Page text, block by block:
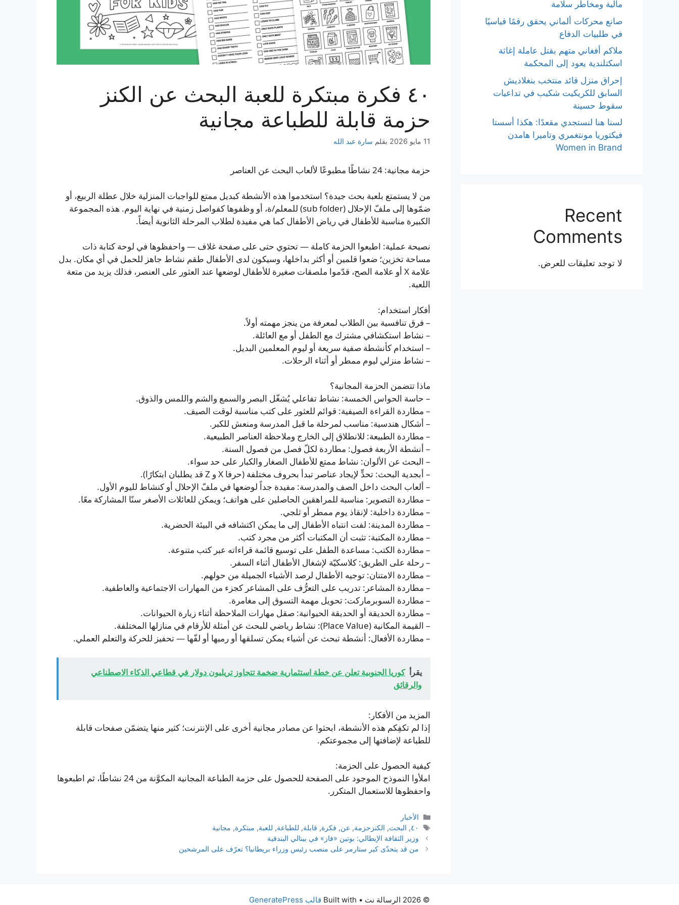
٤٠ فكرة مبتكرة للعبة البحث عن الكنز
حزمة قابلة للطباعة مجانية
11 مايو 2026 بقلم سارة عبد الله
حزمة مجانية: 24 نشاطًا مطبوعًا لألعاب البحث عن العناصر
من لا يستمتع بلعبة بحث جيدة؟ استخدموا هذه الأنشطة كبديل ممتع للواجبات المنزلية خلال عطلة الربيع، أو
ضمّوها إلى ملفّ الإحلال (sub folder) للمعلم/ة، أو وظفوها كفواصل زمنية في نهاية اليوم. هذه المجموعة
الكبيرة مناسبة للأطفال في رياض الأطفال كما هي مفيدة لطلاب المرحلة الثانوية أيضاً.
نصيحة عملية: اطبعوا الحزمة كاملة — تحتوي حتى على صفحة غلاف — واحفظوها في لوحة كتابة ذات
مساحة تخزين؛ ضعوا قلمين أو أكثر بداخلها، وسيكون لدى الأطفال طقم نشاط جاهز للحمل في أي مكان. بدل
علامة X أو علامة الصح، قدّموا ملصقات صغيرة للأطفال لوضعها عند العثور على العنصر، فذلك يزيد من متعة
اللعبة.
أفكار استخدام:
– فرق تنافسية بين الطلاب لمعرفة من ينجز مهمته أولاً.
– نشاط استكشافي مشترك مع الطفل أو مع العائلة.
– استخدام كأنشطة صفية سريعة أو ليوم المعلمين البديل.
– نشاط منزلي ليوم ممطر أو أثناء الرحلات.
ماذا تتضمن الحزمة المجانية؟
– حاسة الحواس الخمسة: نشاط تفاعلي يُشغّل البصر والسمع والشم واللمس والذوق.
– مطاردة القراءة الصيفية: قوائم للعثور على كتب مناسبة لوقت الصيف.
– أشكال هندسية: مناسب لمرحلة ما قبل المدرسة ومنعش للكبر.
– مطاردة الطبيعة: للانطلاق إلى الخارج وملاحظة العناصر الطبيعية.
– أنشطة الأربعة فصول: مطاردة لكلّ فصل من فصول السنة.
– البحث عن الألوان: نشاط ممتع للأطفال الصغار والكبار على حد سواء.
– أبجدية البحث: تحدٍّ لإيجاد عناصر تبدأ بحروف مختلفة (حرفا X و Z قد يطلبان ابتكارًا).
– ألعاب البحث داخل الصف والمدرسة: مفيدة جداً لوضعها في ملفّ الإحلال أو كنشاط لليوم الأول.
– مطاردة التصوير: مناسبة للمراهقين الحاصلين على هواتف؛ ويمكن للعائلات الأصغر سنًا المشاركة معًا.
– مطاردة داخلية: لإنقاذ يوم ممطر أو ثلجي.
– مطاردة المدينة: لفت انتباه الأطفال إلى ما يمكن اكتشافه في البيئة الحضرية.
– مطاردة المكتبة: تثبت أن المكتبات أكثر من مجرد كتب.
– مطاردة الكتب: مساعدة الطفل على توسيع قائمة قراءاته عبر كتب متنوعة.
– رحلة على الطريق: كلاسكيّة لإشغال الأطفال أثناء السفر.
– مطاردة الامتنان: توجيه الأطفال لرصد الأشياء الجميلة من حولهم.
– مطاردة المشاعر: تدريب على التعرُّف على المشاعر كجزء من المهارات الاجتماعية والعاطفية.
– مطاردة السوبرماركت: تحويل مهمة التسوق إلى مغامرة.
– مطاردة الحديقة أو الحديقة الحيوانية: صقل مهارات الملاحظة أثناء زيارة الحيوانات.
– القيمة المكانية (Place Value): نشاط رياضي للبحث عن أمثلة للأرقام في منازلها المختلفة.
– مطاردة الأفعال: أنشطة تبحث عن أشياء يمكن تسلقها أو رميها أو لفّها — تحفيز للحركة والتعلم العملي.
يقرأ كوريا الجنوبية تعلن عن خطة استثمارية ضخمة تتجاوز تريليون دولار في قطاعي الذكاء الاصطناعي
والرقائق
المزيد من الأفكار:
إذا لم تكفِكم هذه الأنشطة، ابحثوا عن مصادر مجانية أخرى على الإنترنت؛ كثير منها يتضمّن صفحات قابلة
للطباعة لإضافتها إلى مجموعتكم.
كيفية الحصول على الحزمة:
املأوا النموذح الموجود على الصفحة للحصول على حزمة الطباعة المجانية المكوَّنة من 24 نشاطًا، ثم اطبعوها
واحفظوها للاستعمال المتكرر.
التصنيفات
الأخبار
الوسوم
٤٠, البحث, الكنزحزمة, عن, فكرة, قابلة, للطباعة, للعبة, مبتكرة, مجانية
وزير الثقافة الإيطالي: بوتين «فاز» في بينالي البندقية
من قد يتحدّى كير ستارمر على منصب رئيس وزراء بريطانيا؟ تعرّف على المرشحين
مالية ومخاطر سلامة
صانع محركات ألماني يحقق رقمًا قياسيًا
في طلبيات الدفاع
ملاكم أفغاني متهم بقتل عاملة إغاثة
اسكتلندية يعود إلى المحكمة
إحراق منزل قائد منتخب بنغلاديش
السابق للكريكيت شكيب في تداعيات
سقوط حسينة
لسنا هنا لنستجدي مقعدًا: هكذا أسستا
فيكتوريا مونتغمري وتاميرا هامدن
Women in Brand
Recent
Comments
لا توجد تعليقات للعرض.
© 2026 الرسالة نت • Built with قالب GeneratePress